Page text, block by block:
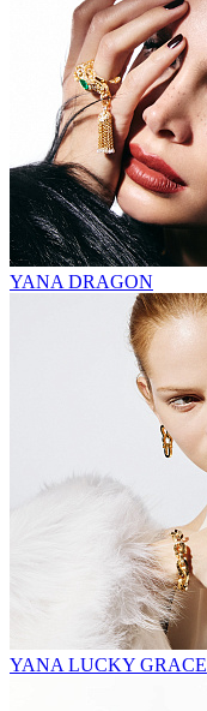
YANA DRAGON
YANA LUCKY GRACE